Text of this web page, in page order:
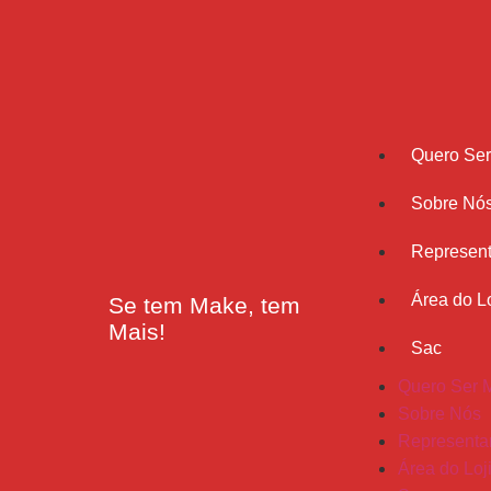
Se tem Make, tem
Mais!
Quero
Sobre
Área do
Sac
Quero Ser
Sobre Nós
Área do